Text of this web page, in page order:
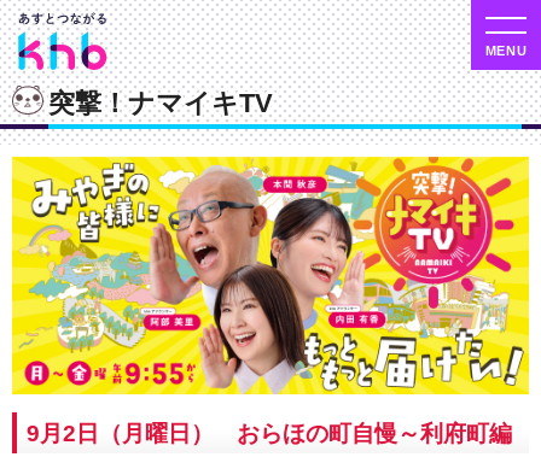
突撃！ナマイキTV
9月2日（月曜日） おらほの町自慢～利府町編